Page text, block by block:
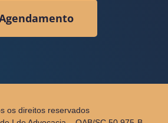
os direitos reservados